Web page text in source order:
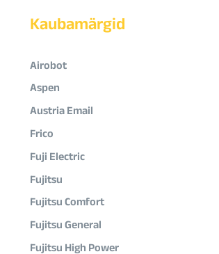
Kaubamärgid
Airobot
Aspen
Austria Email
Frico
Fuji Electric
Fujitsu
Fujitsu Comfort
Fujitsu General
Fujitsu High Power